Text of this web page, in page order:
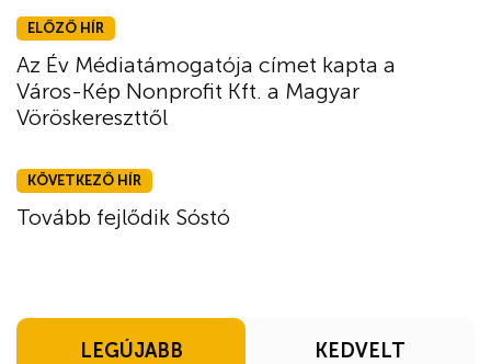
ELŐZŐ HÍR
Az Év Médiatámogatója címet kapta a
Város-Kép Nonprofit Kft. a Magyar
Vöröskereszttől
KÖVETKEZŐ HÍR
Tovább fejlődik Sóstó
LEGÚJABB KEDVELT